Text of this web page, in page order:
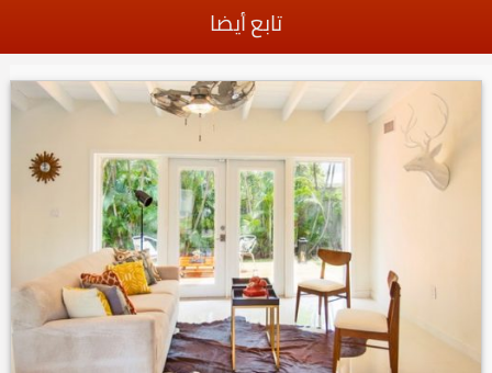
تابع أيضا